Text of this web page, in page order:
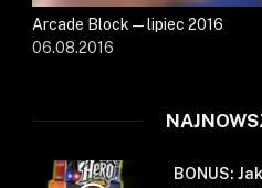
Arcade Block — lipiec 2016
06.08.2016
BONUS: